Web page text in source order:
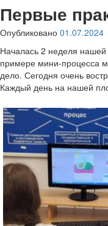
Первые
Опубликовано 01.07.2024
Началась 2 неделя
примере мини-процесса
дело. Сегодня очень
Каждый день на нашей